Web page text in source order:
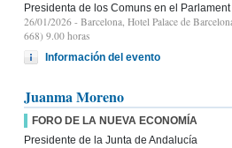
Presidenta de los Comuns en el
26/01/2026 - Barcelona, Hotel Palace de
668) 9.00 horas
Información del evento
Juanma Moreno
FORO DE LA NUEVA ECONOMÍA
Presidente de la Junta de Andalucía